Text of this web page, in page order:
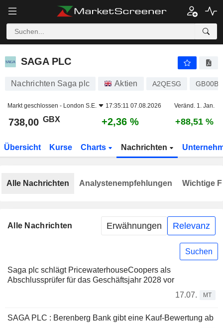
SAGA PLC
SAGA PLC
Nachrichten Saga plc Aktien A2QESG
Markt geschlossen - London S.E. 17:35:11 07.08.2026 Veränd. 1. Jan.
738,00 GBX +2,36 % +88,51 %
Übersicht Kurse Charts Nachrichten
Alle Nachrichten Erwähnungen Relevanz
Suchen
Saga plc schlägt PricewaterhouseCoopers als
Abschlussprüfer für das Geschäftsjahr 2028 vor
17.07.
MT
SAGA PLC : Berenberg Bank gibt eine Kauf-Bewertung ab
Alle Nachrichten Analystenempfehlungen Wichtige